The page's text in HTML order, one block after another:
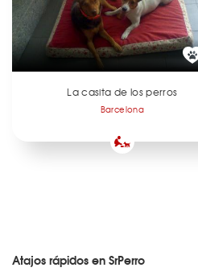
La casita de los perros
Barcelona
Atajos rápidos en SrPerro